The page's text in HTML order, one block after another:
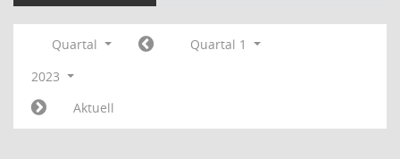
Quartal
Quartal 1
2023
Aktuell